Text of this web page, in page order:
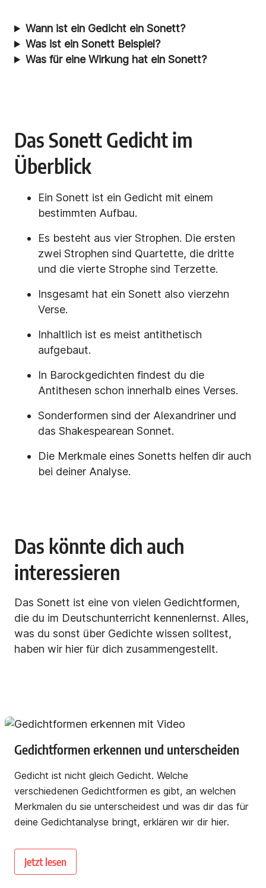
Wann ist ein Gedicht ein Sonett?
Was ist ein Sonett Beispiel?
Was für eine Wirkung hat ein Sonett?
Das Sonett Gedicht im
Überblick
Ein Sonett ist ein Gedicht mit einem
bestimmten Aufbau.
Es besteht aus vier Strophen. Die ersten
zwei Strophen sind Quartette, die dritte
und die vierte Strophe sind Terzette.
Insgesamt hat ein Sonett also vierzehn
Verse.
Inhaltlich ist es meist antithetisch
aufgebaut.
In Barockgedichten findest du die
Antithesen schon innerhalb eines Verses.
Sonderformen sind der Alexandriner und
das Shakespearean Sonnet.
Die Merkmale eines Sonetts helfen dir auch
bei deiner Analyse.
Das könnte dich auch
interessieren
Das Sonett ist eine von vielen Gedichtformen,
die du im Deutschunterricht kennenlernst. Alles,
was du sonst über Gedichte wissen solltest,
haben wir hier für dich zusammengestellt.
Gedichtformen erkennen und unterscheiden
Gedicht ist nicht gleich Gedicht. Welche
verschiedenen Gedichtformen es gibt, an welchen
Merkmalen du sie unterscheidest und was dir das für
deine Gedichtanalyse bringt, erklären wir dir hier.
Jetzt lesen